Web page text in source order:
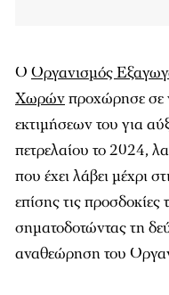
Ο Οργανισμός
Χωρώνπροχώρησε
εκτιμήσεων του για
πετρελαίου το 2024,
που έχει λάβει μέχρι
επίσης τις προσδοκίες
σηματοδοτώντας τη
αναθεώρηση του